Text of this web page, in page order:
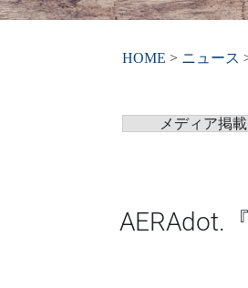
HOME > ニュース
メディア掲載
AERAdot.